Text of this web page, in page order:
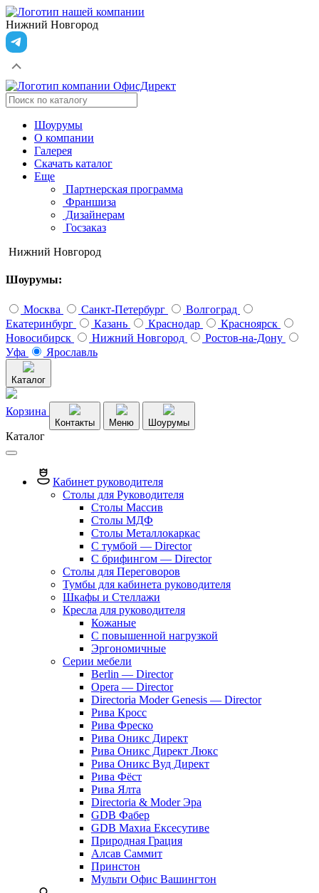
Нижний Новгород
Шоурумы
О компании
Галерея
Скачать каталог
Еще
Партнерская программа
Франшиза
Дизайнерам
Госзаказ
Нижний Новгород
Шоурумы:
Москва Санкт-Петербург
Волгоград
Екатеринбург
Казань Краснодар
Красноярск
Новосибирск
Нижний Новгород
Ростов-на-Дону
Уфа
Ярославль
Каталог
Корзина
Контакты Меню Шоурумы
Каталог
Кабинет руководителя
Столы для Руководителя
Столы Массив
Столы МДФ
Столы Металлокаркас
С тумбой — Director
C брифингом — Director
Столы для Переговоров
Тумбы для кабинета руководителя
Шкафы и Стеллажи
Кресла для руководителя
Кожаные
С повышенной нагрузкой
Эргономичные
Серии мебели
Berlin — Director
Opera — Director
Directoria Moder Genesis — Director
Рива Кросс
Рива Фреско
Рива Оникс Директ
Рива Оникс Директ Люкс
Рива Оникс Вуд Директ
Рива Фёст
Рива Ялта
Directoria & Moder Эра
GDB Фабер
GDB Махиа Ексесутиве
Природная Грация
Алсав Саммит
Принстон
Мульти Офис Вашингтон